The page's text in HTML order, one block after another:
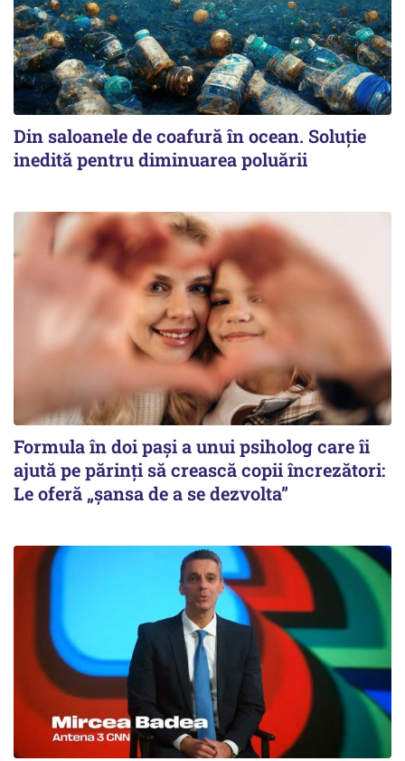
Din saloanele de coafură în ocean. Soluție
inedită pentru diminuarea poluării
Formula în doi pași a unui psiholog care îi
ajută pe părinți să crească copii încrezători:
Le oferă „șansa de a se dezvolta”